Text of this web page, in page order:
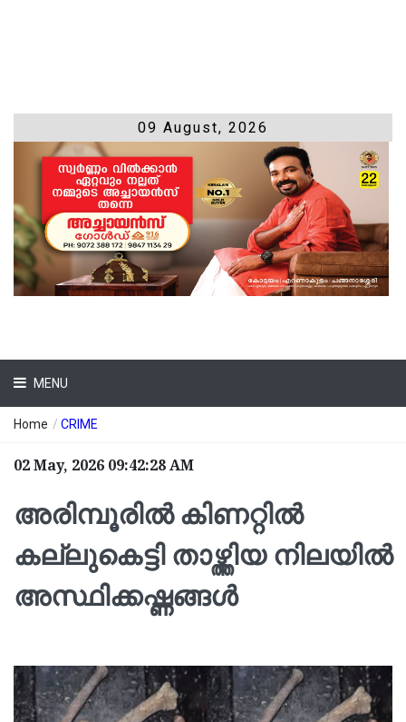
09 August, 2026
MENU
Home / CRIME
02 May, 2026 09:42:28 AM
അരിമ്പൂരില്‍ കിണറ്റില്‍
കല്ലുകെട്ടി താഴ്ത്തിയ നിലയില്‍
അസ്ഥിക്കഷ്ണങ്ങള്‍